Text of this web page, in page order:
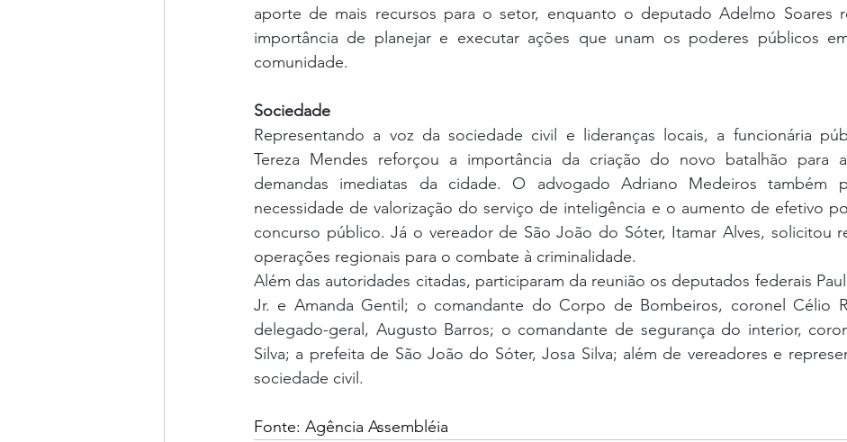
aporte de mais recursos para o setor, enquanto o deputado Adelmo Soares
importância de planejar e executar ações que unam os poderes públicos
comunidade.
Sociedade
Representando a voz da sociedade civil e lideranças locais, a funcionária
Tereza Mendes reforçou a importância da criação do novo batalhão para
demandas imediatas da cidade. O advogado Adriano Medeiros também
necessidade de valorização do serviço de inteligência e o aumento de efetivo
concurso público. Já o vereador de São João do Sóter, Itamar Alves, solicitou
operações regionais para o combate à criminalidade.
Além das autoridades citadas, participaram da reunião os deputados federais
Jr. e Amanda Gentil; o comandante do Corpo de Bombeiros, coronel Célio
delegado-geral, Augusto Barros; o comandante de segurança do interior,
Silva; a prefeita de São João do Sóter, Josa Silva; além de vereadores e
sociedade civil.
Fonte: Agência Assembléia